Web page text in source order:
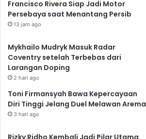
Francisco Rivera Siap Jadi Motor
Persebaya saat Menantang Persib
13 jam ago
Mykhailo Mudryk Masuk Radar
Coventry setelah Terbebas dari
Larangan Doping
2 hari ago
Toni Firmansyah Bawa Kepercayaan
Diri Tinggi Jelang Duel Melawan Arema
3 hari ago
Rizky Ridho Kembali Jadi Pilar Utama